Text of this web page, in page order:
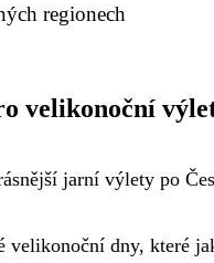
regionech
velikonoční
jarní výlety po
velikonoční dny, které